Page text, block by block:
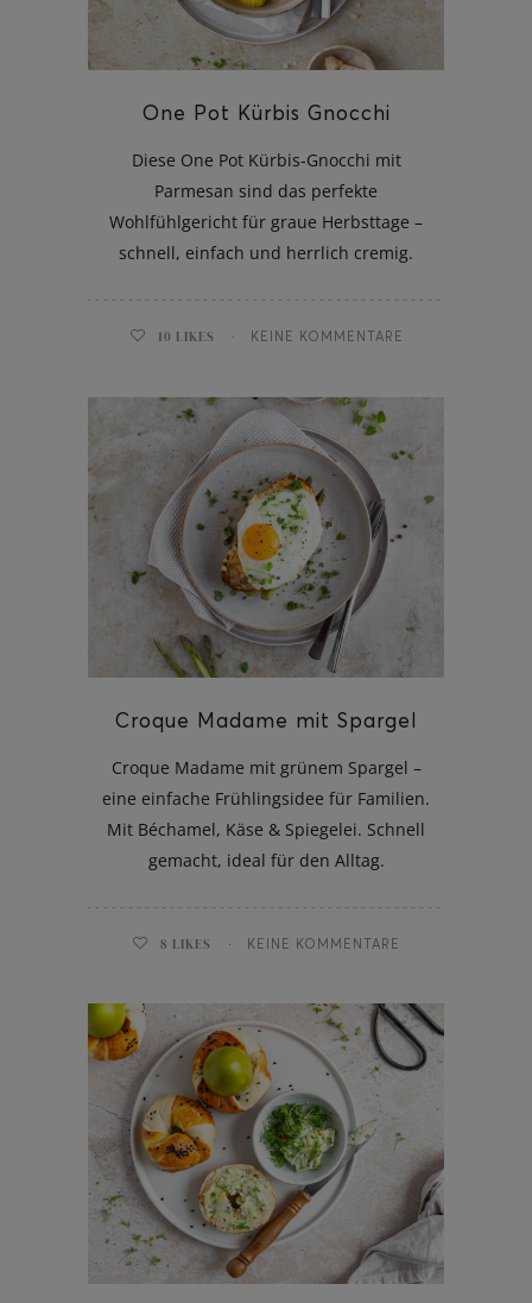
One Pot Kürbis Gnocchi
Diese One Pot Kürbis-Gnocchi mit
Parmesan sind das perfekte
Wohlfühlgericht für graue Herbsttage –
schnell, einfach und herrlich cremig.
10 LIKES KEINE KOMMENTARE
Croque Madame mit Spargel
Croque Madame mit grünem Spargel –
eine einfache Frühlingsidee für Familien.
Mit Béchamel, Käse & Spiegelei. Schnell
gemacht, ideal für den Alltag.
8 LIKES KEINE KOMMENTARE